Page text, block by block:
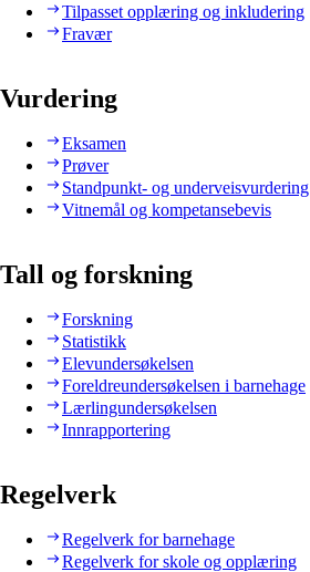
Tilpasset opplæring og inkludering
Fravær
Vurdering
Eksamen
Prøver
Standpunkt- og underveisvurdering
Vitnemål og kompetansebevis
Tall og forskning
Forskning
Statistikk
Elevundersøkelsen
Foreldreundersøkelsen i barnehage
Lærlingundersøkelsen
Innrapportering
Regelverk
Regelverk for barnehage
Regelverk for skole og opplæring